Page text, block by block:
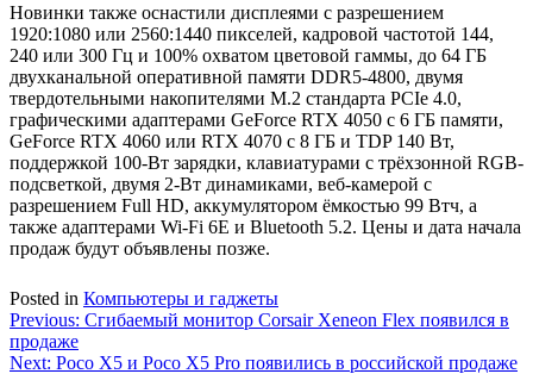
Новинки также оснастили дисплеями с разрешением
1920:1080 или 2560:1440 пикселей, кадровой частотой 144,
240 или 300 Гц и 100% охватом цветовой гаммы, до 64 ГБ
двухканальной оперативной памяти DDR5-4800, двумя
твердотельными накопителями M.2 стандарта PCIe 4.0,
графическими адаптерами GeForce RTX 4050 с 6 ГБ памяти,
GeForce RTX 4060 или RTX 4070 с 8 ГБ и TDP 140 Вт,
поддержкой 100-Вт зарядки, клавиатурами с трёхзонной RGB-
подсветкой, двумя 2-Вт динамиками, веб-камерой с
разрешением Full HD, аккумулятором ёмкостью 99 Втч, а
также адаптерами Wi-Fi 6E и Bluetooth 5.2. Цены и дата начала
продаж будут объявлены позже.
Posted in Компьютеры и гаджеты
Навигация
по
Previous: Сгибаемый монитор Corsair Xeneon Flex появился в
продаже
Next: Poco X5 и Poco X5 Pro появились в российской продаже